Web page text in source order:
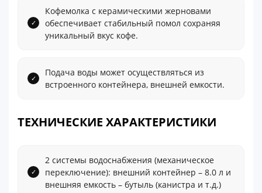
Кофемолка с керамическими жерновами
обеспечивает стабильный помол сохраняя
уникальный вкус кофе.
Подача воды может осуществляться из
встроенного контейнера, внешней емкости.
ТЕХНИЧЕСКИЕ ХАРАКТЕРИСТИКИ
2 системы водоснабжения (механическое
переключение): внешний контейнер – 8.0 л и
внешняя емкость – бутыль (канистра и т.д.)